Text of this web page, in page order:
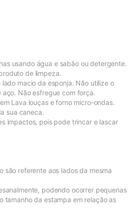
usando água e sabão ou detergente.
de limpeza.
lado macio da esponja. Não utilize o
aço. Não esfregue com força.
Lava louças e forno micro-ondas.
sua caneca.
impactos, pois pode trincar e lascar
são referente aos lados da mesma
podendo ocorrer pequenas
tamanho da estampa em relação as